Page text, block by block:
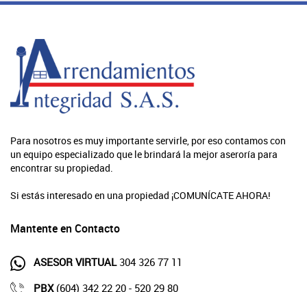
Para nosotros es muy importante servirle, por eso contamos con
un equipo especializado que le brindará la mejor aseroría para
encontrar su propiedad.
Si estás interesado en una propiedad ¡COMUNÍCATE AHORA!
Mantente en Contacto
ASESOR VIRTUAL304 326 77 11
PBX (604) 342 22 20 - 520 29 80